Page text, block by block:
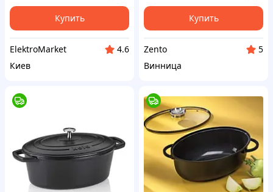
Купить
ElektroMarket
4.6
Киев
Купить
Zento
5
Винница